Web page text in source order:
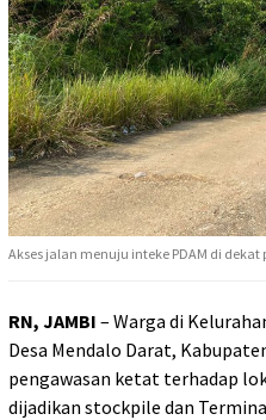
Akses jalan menuju inteke PDAM di
RN, JAMBI – Warga di
Desa Mendalo Darat,
pengawasan ketat terhadap
dijadikan stockpile dan